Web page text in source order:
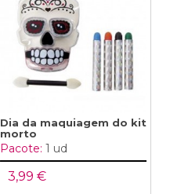
Dia da maquiagem do kit
morto
Pacote: 1 ud
3,99 €